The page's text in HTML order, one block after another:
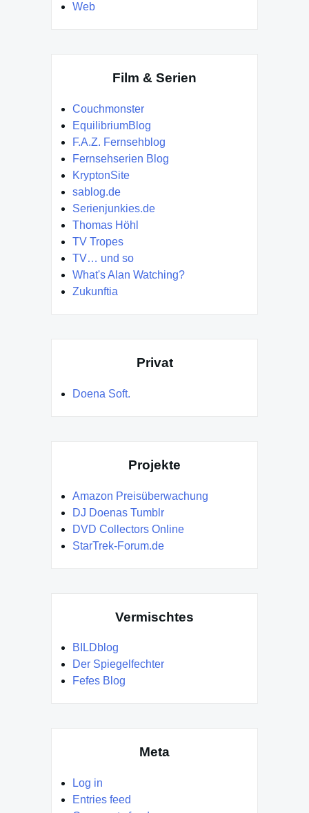
Web
Film & Serien
Couchmonster
EquilibriumBlog
F.A.Z. Fernsehblog
Fernsehserien Blog
KryptonSite
sablog.de
Serienjunkies.de
Thomas Höhl
TV Tropes
TV… und so
What's Alan Watching?
Zukunftia
Privat
Doena Soft.
Projekte
Amazon Preisüberwachung
DJ Doenas Tumblr
DVD Collectors Online
StarTrek-Forum.de
Vermischtes
BILDblog
Der Spiegelfechter
Fefes Blog
Meta
Log in
Entries feed